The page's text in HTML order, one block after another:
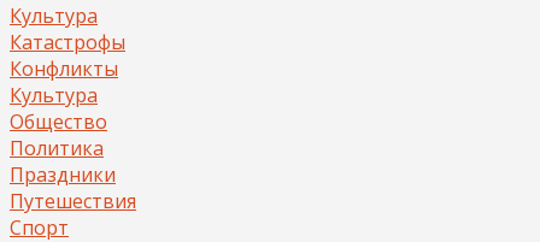
Культура
Катастрофы
Конфликты
Культура
Общество
Политика
Праздники
Путешествия
Спорт